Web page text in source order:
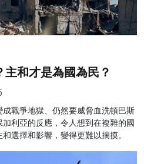
和才是為國為民？
戰爭地獄、仍然要威脅血洗頓巴斯
利亞的反應，令人想到在複雜的國
選擇和影響，變得更難以揣摸。